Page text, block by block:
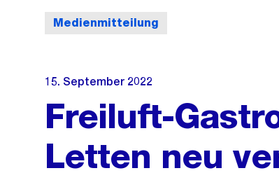
Medienmitteilung
15. September 2022
Freiluft-
Letten neu